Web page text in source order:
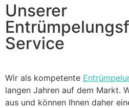
Unserer
Service
Wir als kompetente
langen Jahren auf dem Markt.
aus und können Ihnen daher